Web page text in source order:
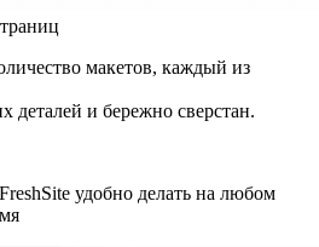
макетов, каждый из
деталей и бережно сверстан.
удобно делать на любом